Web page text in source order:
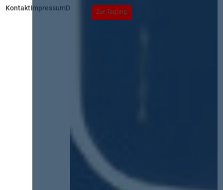
Zur Tagung
KontaktImpressumDatenschutz